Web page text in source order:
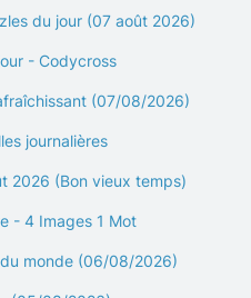
du jour (07 août 2026)
- Codycross
(07/08/2026)
journalières
2026 (Bon vieux temps)
- 4 Images 1 Mot
monde (06/08/2026)